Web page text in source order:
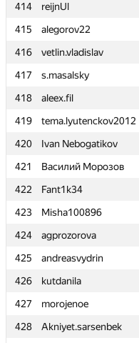
414
reijnUl
415
alegorov22
416
vetlin.vladislav
417
s.masalsky
418
aleex.fil
419
tema.lyutenckov2012
420
Ivan Nebogatikov
421
Василий Морозов
422
Fant1k34
423
Misha100896
424
agprozorova
425
andreasvydrin
426
kutdanila
427
morojenoe
428
Akniyet.sarsenbek
414
reijnUl
415
alegorov22
416
vetlin.vladislav
417
s.masalsky
418
aleex.fil
419
tema.lyutenckov2012
420
Ivan Nebogatikov
421
Василий Морозов
422
Fant1k34
423
Misha100896
424
agprozorova
425
andreasvydrin
426
kutdanila
427
morojenoe
428
Akniyet.sarsenbek